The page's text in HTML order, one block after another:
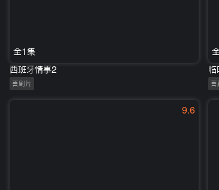
全1集
西班牙情事2
喜剧片
临
喜
9.6